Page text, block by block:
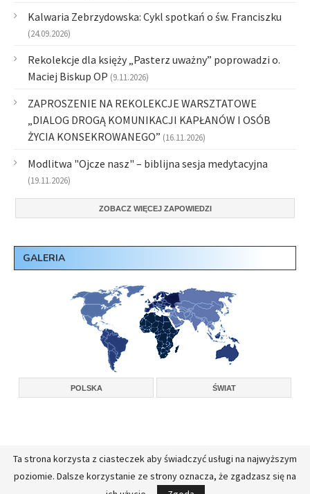
Kalwaria Zebrzydowska: Cykl spotkań o św. Franciszku
(24.09.2026)
Rekolekcje dla księży „Pasterz uważny” poprowadzi o.
Maciej Biskup OP (9.11.2026)
ZAPROSZENIE NA REKOLEKCJE WARSZTATOWE
„DIALOG DROGĄ KOMUNIKACJI KAPŁANÓW I OSÓB
ŻYCIA KONSEKROWANEGO” (16.11.2026)
Modlitwa "Ojcze nasz" – biblijna sesja medytacyjna
(19.11.2026)
ZOBACZ WIĘCEJ ZAPOWIEDZI
GALERIA
POLSKA ŚWIAT
Copyright © 2026, Konferencja Wyższych Przełożonych Zakonów Męskich w
Polsce.
FullStackAdmin - opieka administracyjna nad serwerami
Ta strona korzysta z ciasteczek aby świadczyć usługi na najwyższym
poziomie. Dalsze korzystanie ze strony oznacza, że zgadzasz się na